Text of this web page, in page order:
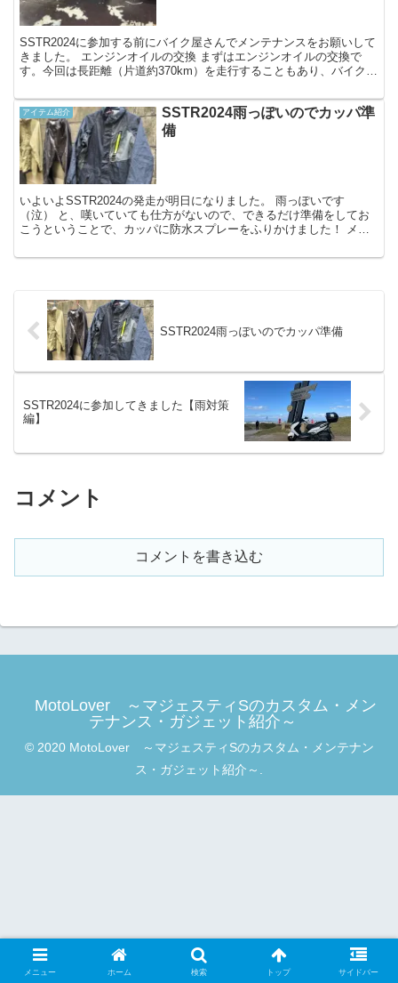
SSTR2024に参加する前にバイク屋さんでメンテナンスをお願いして
きました。 エンジンオイルの交換 まずはエンジンオイルの交換で
す。今回は長距離（片道約370km）を走行することもあり、バイクシ
アイテム紹介
SSTR2024雨っぽいのでカッパ準
備
いよいよSSTR2024の発走が明日になりました。 雨っぽいです
（泣） と、嘆いていても仕方がないので、できるだけ準備をしてお
こうということで、カッパに防水スプレーをふりかけました！ メイ
SSTR2024雨っぽいのでカッパ準備
SSTR2024に参加してきました【雨対策
編】
コメント
コメントを書き込む
MotoLover ～マジェスティSのカスタム・メン
テナンス・ガジェット紹介～
© 2020 MotoLover ～マジェスティSのカスタム・メンテナン
ス・ガジェット紹介～.
メニュー ホーム 検索 トップ サイドバー